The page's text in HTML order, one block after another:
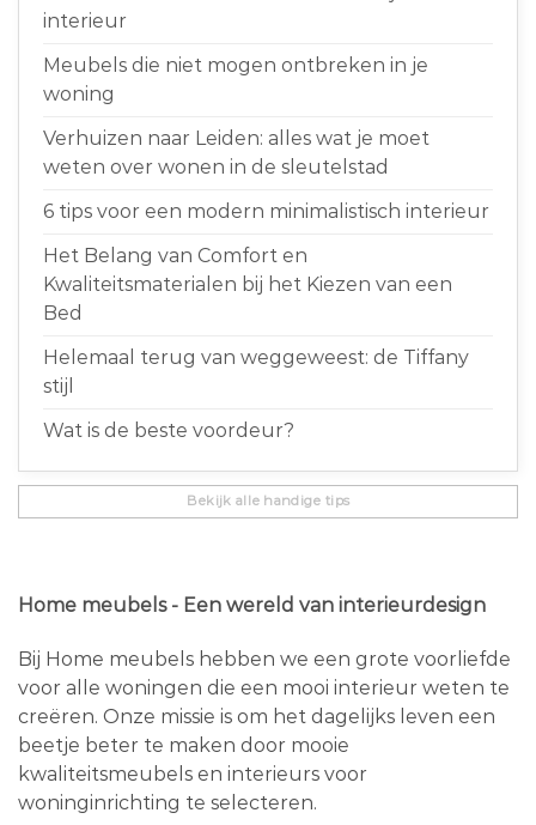
interieur
Meubels die niet mogen ontbreken in je
woning
Verhuizen naar Leiden: alles wat je moet
weten over wonen in de sleutelstad
6 tips voor een modern minimalistisch interieur
Het Belang van Comfort en
Kwaliteitsmaterialen bij het Kiezen van een
Bed
Helemaal terug van weggeweest: de Tiffany
stijl
Wat is de beste voordeur?
Bekijk alle handige tips
Home meubels - Een wereld van interieurdesign
Bij Home meubels hebben we een grote voorliefde
voor alle woningen die een mooi interieur weten te
creëren. Onze missie is om het dagelijks leven een
beetje beter te maken door mooie
kwaliteitsmeubels en interieurs voor
woninginrichting te selecteren.